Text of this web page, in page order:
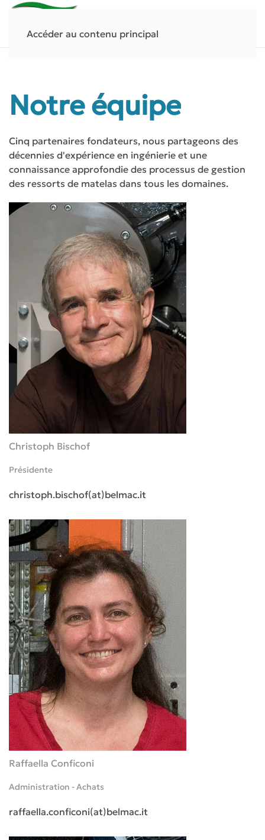
Accéder au contenu principal
Notre équipe
Cinq partenaires fondateurs, nous partageons des
décennies d'expérience en ingénierie et une
connaissance approfondie des processus de gestion
des ressorts de matelas dans tous les domaines.
Christoph Bischof
Présidente
christoph.bischof(at)belmac.it
Raffaella Conficoni
Administration - Achats
raffaella.conficoni(at)belmac.it